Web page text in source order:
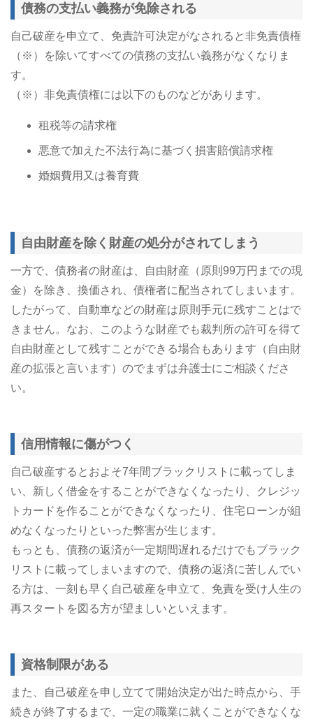
債務の支払い義務が免除される
自己破産を申立て、免責許可決定がなされると非免責債権
（※）を除いてすべての債務の支払い義務がなくなりま
す。
（※）非免責債権には以下のものなどがあります。
租税等の請求権
悪意で加えた不法行為に基づく損害賠償請求権
婚姻費用又は養育費
自由財産を除く財産の処分がされてしまう
一方で、債務者の財産は、自由財産（原則99万円までの現
金）を除き、換価され、債権者に配当されてしまいます。
したがって、自動車などの財産は原則手元に残すことはで
きません。なお、このような財産でも裁判所の許可を得て
自由財産として残すことができる場合もあります（自由財
産の拡張と言います）のでまずは弁護士にご相談くださ
い。
信用情報に傷がつく
自己破産するとおよそ7年間ブラックリストに載ってしま
い、新しく借金をすることができなくなったり、クレジッ
トカードを作ることができなくなったり、住宅ローンが組
めなくなったりといった弊害が生じます。
もっとも、債務の返済が一定期間遅れるだけでもブラック
リストに載ってしまいますので、債務の返済に苦しんでい
る方は、一刻も早く自己破産を申立て、免責を受け人生の
再スタートを図る方が望ましいといえます。
資格制限がある
また、自己破産を申し立てて開始決定が出た時点から、手
続きが終了するまで、一定の職業に就くことができなくな